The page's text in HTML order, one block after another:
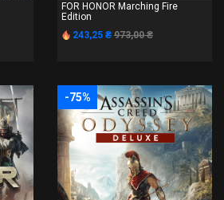
FOR HONOR Marching Fire
Edition
243,25 ₴ 973,00 ₴
-75%